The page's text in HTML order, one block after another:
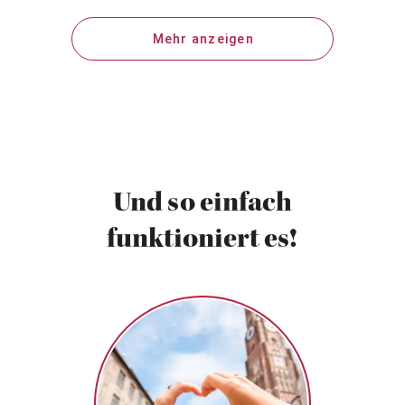
Mehr anzeigen
Und so einfach
funktioniert es!